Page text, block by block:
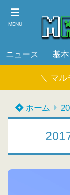
MENU
ニュース 基
＼ マル
ホーム